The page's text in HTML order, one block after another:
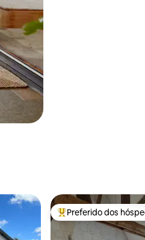
Entre os melhores
Preferido dos